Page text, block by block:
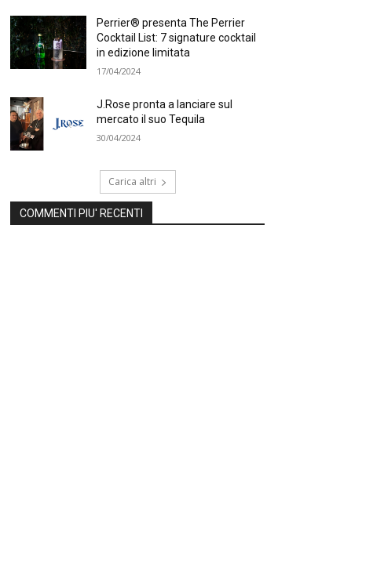
Perrier® presenta The Perrier
Cocktail List: 7 signature cocktail
in edizione limitata
17/04/2024
J.Rose pronta a lanciare sul
mercato il suo Tequila
30/04/2024
Carica altri
COMMENTI PIU' RECENTI